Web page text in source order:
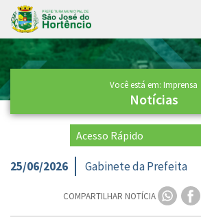
Ir para conteúdo principal
Conteúdo Principal
Você está em: Imprensa
Notícias
25/06/2026 Gabinete da Prefeita
COMPARTILHAR NOTÍCIA